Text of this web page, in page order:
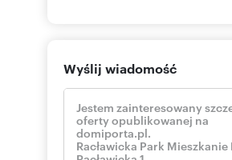
Wyślij wiadomość